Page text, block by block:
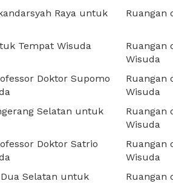
Raya untuk
Ruangan
Tempat Wisuda
Ruangan
Wisuda
Doktor Supomo
Ruangan
Wisuda
Selatan untuk
Ruangan
Wisuda
Doktor Satrio
Ruangan
Wisuda
Selatan untuk
Ruangan